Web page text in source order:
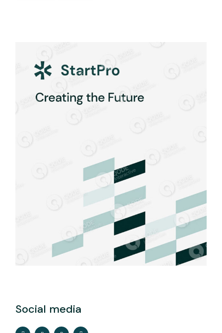
Social media